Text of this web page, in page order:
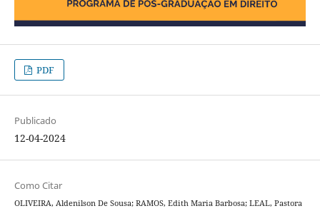
PDF
Publicado
12-04-2024
Como Citar
OLIVEIRA, Aldenilson De Sousa; RAMOS, Edith Maria Barbosa; LEAL, Pastora